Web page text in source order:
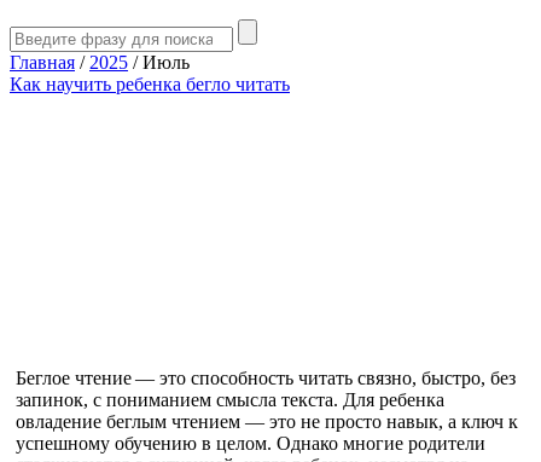
Главная / 2025 / Июль
Как научить ребенка бегло читать
Беглое чтение — это способность читать связно, быстро, без
запинок, с пониманием смысла текста. Для ребенка
овладение беглым чтением — это не просто навык, а ключ к
успешному обучению в целом. Однако многие родители